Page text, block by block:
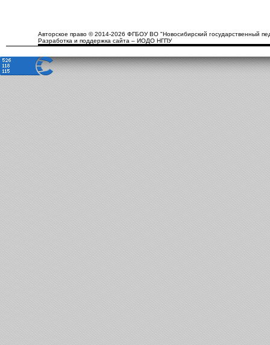
Авторское право © 2014-2026 ФГБОУ ВО "Новосибирский государственный
Разработка и поддержка сайта – ИОДО НГПУ